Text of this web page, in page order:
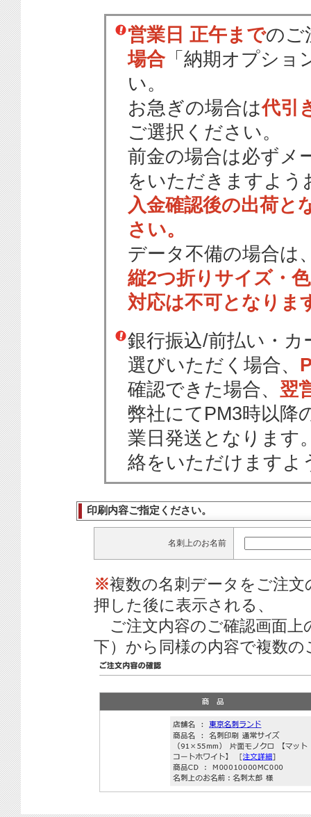
営業日 正午までのご
場合 「納期オプショ
い。
お急ぎの場合は代引
ご選択ください。
前金の場合は必ずメ
をいただきますよう
入金確認後の出荷と
さい。
データ不備の場合は
縦2つ折りサイズ・
対応は不可となりま
銀行振込/前払い・
選びいただく場合、
確認できた場合、 翌
弊社にてPM3時以降
業日発送となります
絡をいただけますよ
印刷内容ご指定ください。
名刺上のお名前
※複数の名刺データをご注
押した後に表示される、
ご注文内容のご確認画面上
下）から同様の内容で複数